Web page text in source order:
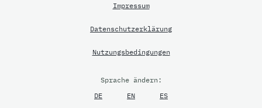
Impressum
Datenschutzerklärung
Nutzungsbedingungen
Sprache ändern:
DE
EN ES